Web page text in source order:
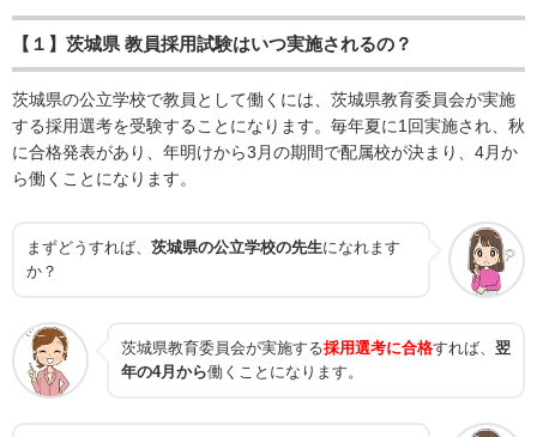
【１】茨城県 教員採用試験はいつ実施されるの？
茨城県の公立学校で教員として働くには、茨城県教育委員会が実施
する採用選考を受験することになります。毎年夏に1回実施され、秋
に合格発表があり、年明けから3月の期間で配属校が決まり、4月か
ら働くことになります。
まずどうすれば、 茨城県の公立学校の先生になれます
か？
茨城県教育委員会が実施する採用選考に合格すれば、 翌
年の4月から働くことになります。